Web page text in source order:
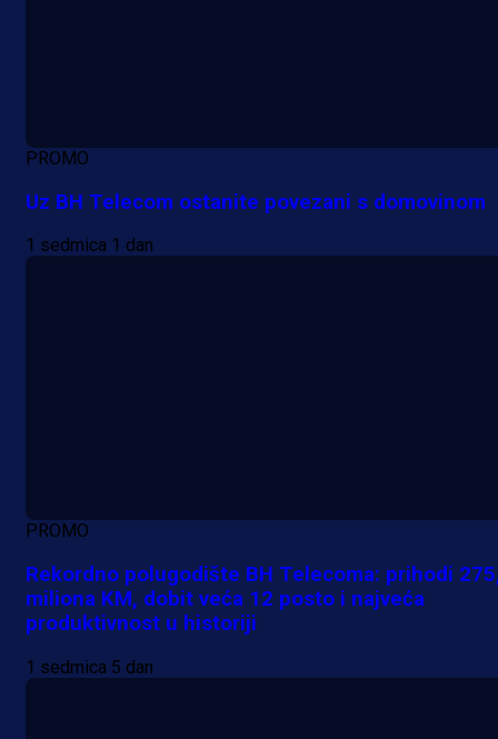
PROMO
Uz BH Telecom ostanite povezani s domovinom
1 sedmica 1 dan
PROMO
Rekordno polugodište BH Telecoma: prihodi
miliona KM, dobit veća 12 posto i najveća
produktivnost u historiji
1 sedmica 5 dan